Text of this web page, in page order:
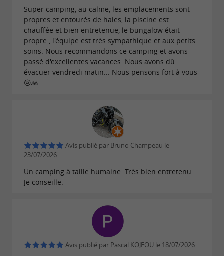
Super camping, au calme, les emplacements sont
propres et entourés de haies, la piscine est
chauffée et bien entretenue, le bungalow était
propre , l'équipe est très sympathique et aux petits
soins. Nous recommandons ce camping et avons
passé d'excellentes vacances. Nous avons dû
évacuer vendredi matin... Nous pensons fort à vous
😢🙏
Avis publié par Bruno Champeau le
23/07/2026
Un camping à taille humaine. Très bien entretenu.
Je conseille.
Avis publié par Pascal KOJEOU le 18/07/2026